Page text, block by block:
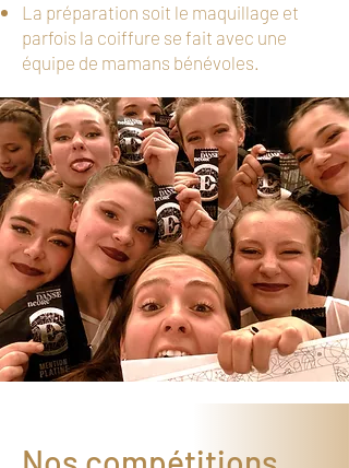
La préparation soit le maquillage et
parfois la coiffure se fait avec une
équipe de mamans bénévoles.